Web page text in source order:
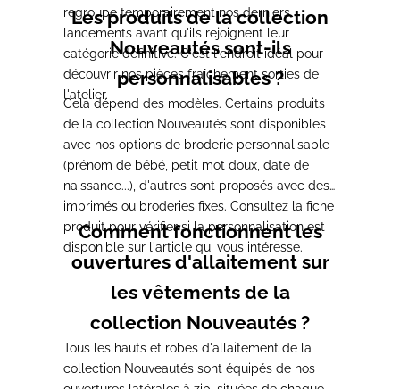
regroupe temporairement nos derniers
lancements avant qu'ils rejoignent leur
catégorie définitive. C'est l'endroit idéal pour
découvrir nos pièces fraîchement sorties de
l'atelier.
Les produits de la collection
Nouveautés sont-ils
personnalisables ?
Cela dépend des modèles. Certains produits
de la collection Nouveautés sont disponibles
avec nos options de broderie personnalisable
(prénom de bébé, petit mot doux, date de
naissance...), d'autres sont proposés avec des
imprimés ou broderies fixes. Consultez la fiche
produit pour vérifier si la personnalisation est
disponible sur l'article qui vous intéresse.
Comment fonctionnent les
ouvertures d'allaitement sur
les vêtements de la
collection Nouveautés ?
Tous les hauts et robes d'allaitement de la
collection Nouveautés sont équipés de nos